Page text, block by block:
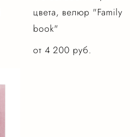
цвета, велюр "Family
book"
от 4 200 pуб.